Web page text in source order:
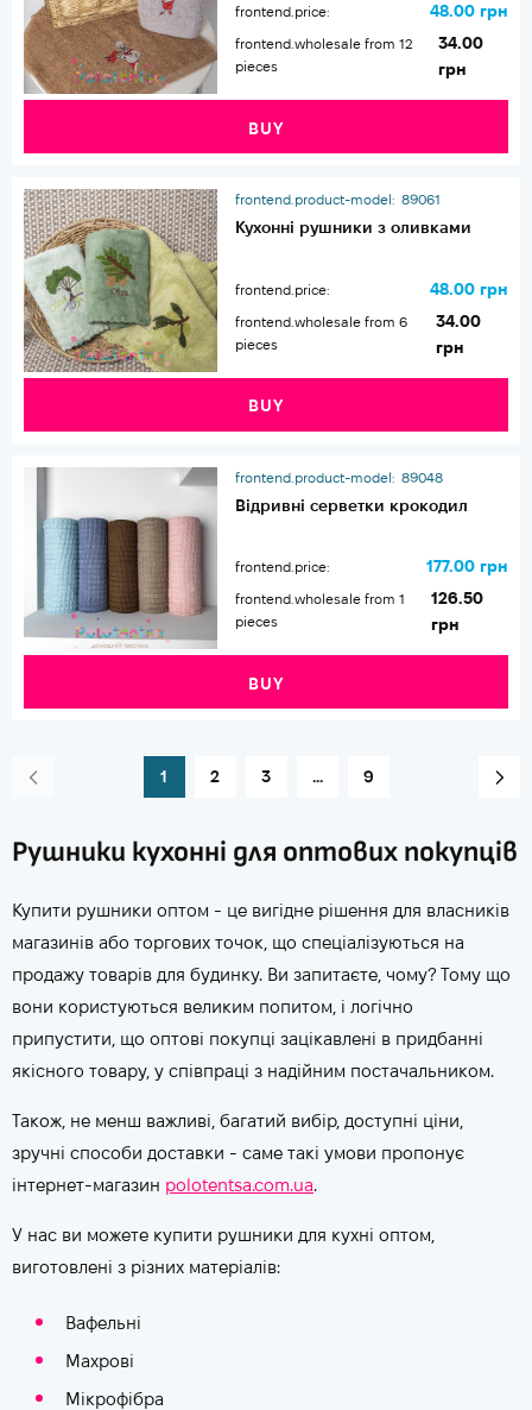
frontend.price: 48.00 грн
frontend.wholesale from 12
pieces
34.00
грн
BUY
frontend.product-model: 89061
Кухонні рушники з оливками
frontend.price: 48.00 грн
frontend.wholesale from 6
pieces
34.00
грн
BUY
frontend.product-model: 89048
Відривні серветки крокодил
frontend.price: 177.00 грн
frontend.wholesale from 1
pieces
126.50
грн
BUY
1 2 3 ... 9
Рушники кухонні для оптових покупців
Купити рушники оптом - це вигідне рішення для власників
магазинів або торгових точок, що спеціалізуються на
продажу товарів для будинку. Ви запитаєте, чому? Тому що
вони користуються великим попитом, і логічно
припустити, що оптові покупці зацікавлені в придбанні
якісного товару, у співпраці з надійним постачальником.
Також, не менш важливі, багатий вибір, доступні ціни,
зручні способи доставки - саме такі умови пропонує
інтернет-магазин polotentsa.com.ua.
У нас ви можете купити рушники для кухні оптом,
виготовлені з різних матеріалів:
Вафельні
Махрові
Мікрофібра